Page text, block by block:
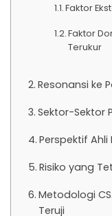
Faktor
Faktor
Terukur
Resonansi ke
Sektor-Sektor
Perspektif Ahli
Risiko yang
Metodologi
Teruji